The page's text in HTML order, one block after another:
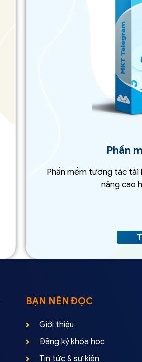
Phần
Phần mềm tương tác tài
nâng cao
BẠN NÊN ĐỌC
Giới thiệu
Đăng ký khóa học
Tin tức & sự kiện